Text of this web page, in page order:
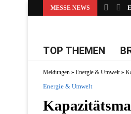
MESSE NEWS
TOP THEMEN
Meldungen » Energie & Umwelt»
Energie & Umwelt